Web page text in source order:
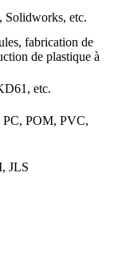
Solidworks, etc.
fabrication de
de plastique à
etc.
POM, PVC,
JLS